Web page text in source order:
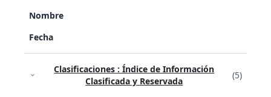
Nombre
Fecha
Clasificaciones : Índice de Información
Clasificada y Reservada
(5)